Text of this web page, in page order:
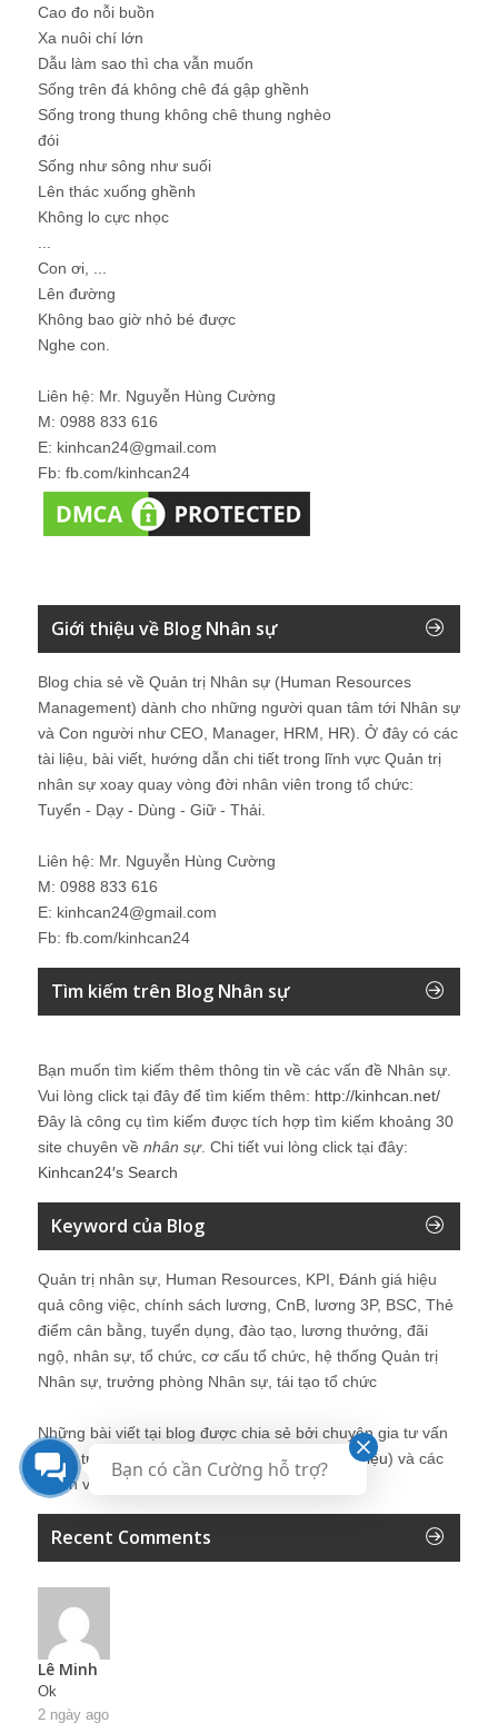
Cao đo nỗi buồn
Xa nuôi chí lớn
Dẫu làm sao thì cha vẫn muốn
Sống trên đá không chê đá gập ghềnh
Sống trong thung không chê thung nghèo
đói
Sống như sông như suối
Lên thác xuống ghềnh
Không lo cực nhọc
Con ơi, ...
Lên đường
Không bao giờ nhỏ bé được
Nghe con.
Liên hệ: Mr. Nguyễn Hùng Cường
M: 0988 833 616
E: kinhcan24@gmail.com
Fb: fb.com/kinhcan24
Giới thiệu về Blog Nhân sự
Blog chia sẻ về Quản trị Nhân sự (Human Resources
Management) dành cho những người quan tâm tới Nhân sự
và Con người như CEO, Manager, HRM, HR). Ở đây có các
tài liệu, bài viết, hướng dẫn chi tiết trong lĩnh vực Quản trị
nhân sự xoay quay vòng đời nhân viên trong tổ chức:
Tuyển - Dạy - Dùng - Giữ - Thải.
Liên hệ: Mr. Nguyễn Hùng Cường
M: 0988 833 616
E: kinhcan24@gmail.com
Fb: fb.com/kinhcan24
Tìm kiếm trên Blog Nhân sự
Bạn muốn tìm kiếm thêm thông tin về các vấn đề Nhân sự
Vui lòng click tại đây để tìm kiếm thêm: http://kinhcan.net/
Đây là công cụ tìm kiếm được tích hợp tìm kiếm khoảng 30
site chuyên về nhân sự. Chi tiết vui lòng click tại đây:
Kinhcan24′s Search
Keyword của Blog
Quản trị nhân sự, Human Resources, KPI, Đánh giá hiệu
quả công việc, chính sách lương, CnB, lương 3P, BSC, Thẻ
điểm cân bằng, tuyển dụng, đào tạo, lương thưởng, đãi
ngộ, nhân sự, tổ chức, cơ cấu tổ chức, hệ thống Quản trị
Nhân sự, trưởng phòng Nhân sự, tái tạo tổ chức
Những bài viết tại blog được chia sẻ bởi chuyên gia tư vấn
Quản trị Nhân sự Nguyễn Hùng Cường (
giới thiệu) và các
thành viên khác trong cộng đồng Nhân sự.
Recent Comments
Lê Minh
Ok
2 ngày ago
Bạn có cần Cường hỗ trợ?